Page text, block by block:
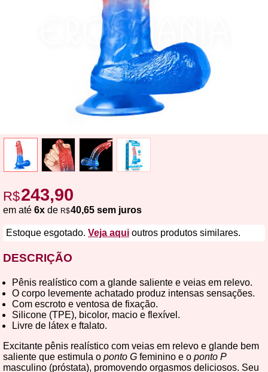
R$243,90
em até 6x de R$40,65 sem juros
Estoque esgotado. Veja aqui outros produtos similares.
DESCRIÇÃO
Pênis realístico com a glande saliente e veias em relevo.
O corpo levemente achatado produz intensas sensações.
Com escroto e ventosa de fixação.
Silicone (TPE), bicolor, macio e flexível.
Livre de látex e ftalato.
Excitante pênis realístico com veias em relevo e glande bem
saliente que estimula o ponto G feminino e o ponto P
masculino (próstata), promovendo orgasmos deliciosos. Seu